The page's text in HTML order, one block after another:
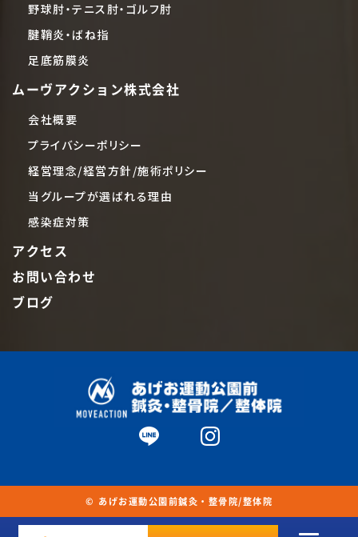
野球肘・テニス肘・ゴルフ肘
腱鞘炎・ばね指
足底筋膜炎
ムーヴアクション株式会社
会社概要
プライバシーポリシー
経営理念/経営方針/施術ポリシー
当グループが選ばれる理由
感染症対策
アクセス
お問い合わせ
ブログ
© あげお運動公園前鍼灸・整骨院/整体院